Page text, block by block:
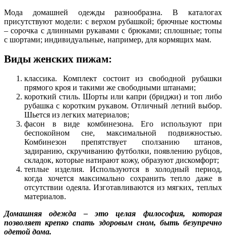
Мода домашней одежды разнообразна. В каталогах
присутствуют модели: с верхом рубашкой; брючные костюмы
– сорочка с длинными рукавами с брюками; сплошные; топы
с шортами; индивидуальные, например, для кормящих мам.
Виды женских пижам:
классика. Комплект состоит из свободной рубашки
прямого кроя и такими же свободными штанами;
короткий стиль. Шорты или капри (бриджи) и топ либо
рубашка с коротким рукавом. Отличный летний выбор.
Шьется из легких материалов;
фасон в виде комбинезона. Его используют при
беспокойном сне, максимальной подвижностью.
Комбинезон препятствует сползанию штанов,
задиранию, скручиванию футболки, появлению рубцов,
складок, которые натирают кожу, образуют дискомфорт;
теплые изделия. Используются в холодный период,
когда хочется максимально сохранить тепло даже в
отсутствии одеяла. Изготавливаются из мягких, теплых
материалов.
Домашняя одежда – это целая философия, которая
позволяет крепко спать здоровым сном, быть безупречно
одетой дома.